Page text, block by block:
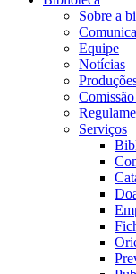
Sobre a
Equipe
Notícias
Serviços